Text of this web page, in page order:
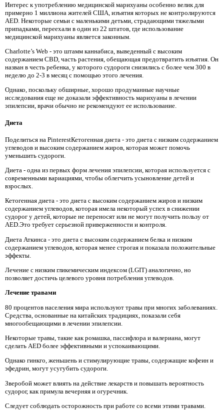
Интерес к употреблению медицинской марихуаны особенно велик для
примерно 1 миллиона жителей США, изъятия которых не контролируются
AED. Некоторые семьи с маленькими детьми, страдающими тяжелыми
припадками, переехали в один из 22 штатов, где использование
медицинской марихуаны является законным.
Charlotte’s Web - это штамм каннабиса, выведенный с высоким
содержанием CBD, часть растения, обещающая предотвратить изъятия. Он
назван в честь ребенка, у которого судороги снизились с более чем 300 в
неделю до 2-3 в месяц с помощью этого лечения.
Однако, поскольку обширные, хорошо продуманные научные
исследования еще не доказали эффективность марихуаны в лечении
эпилепсии, врачи обычно не рекомендуют ее использование.
Диета
Поделиться на PinterestКетогенная диета - это диета с низким содержанием
углеводов и высоким содержанием жиров, которая может помочь
уменьшить судороги.
Диета - одна из первых форм лечения эпилепсии, которая используется с
современными вариациями, чтобы облегчить усыновление детей и
взрослых.
Кетогенная диета - это диета с высоким содержанием жиров и низким
содержанием углеводов, которая имела некоторый успех в снижении
судорог у детей, которые не переносят или не могут получить пользу от
AED.Это требует серьезной приверженности и контроля.
Диета Аткинса - это диета с высоким содержанием белка и низким
содержанием углеводов, которая менее строгая и показала положительные
эффекты.
Лечение с низким гликемическим индексом (LGIT) аналогично, но
позволяет достичь целевого уровня потребления углеводов.
Лечение травами
80 процентов населения мира используют травы при многих заболеваниях.
Средства, основанные на китайских традициях, показали себя
многообещающими в лечении эпилепсии.
Некоторые травы, такие как ромашка, пассифлора и валериана, могут
сделать AED более эффективными и успокаивающими.
Однако гинкго, женьшень и стимулирующие травы, содержащие кофеин и
эфедрин, могут усугубить судороги.
Зверобой может влиять на действие лекарств и повышать вероятность
судорог, как примула вечерняя и огуречник.
Следует соблюдать осторожность при работе со всеми этими травами.